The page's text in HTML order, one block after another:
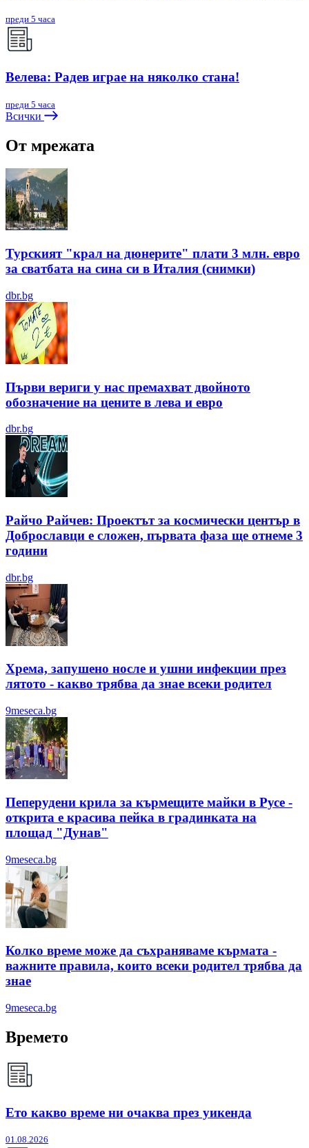
преди 5 часа
Велева: Радев играе на няколко стана!
преди 5 часа
Всички
От мрежата
Турският "крал на дюнерите" плати 3 млн. евро
за сватбата на сина си в Италия (снимки)
dbr.bg
Първи вериги у нас премахват двойното
обозначение на цените в лева и евро
dbr.bg
Райчо Райчев: Проектът за космически център в
Доброславци е сложен, първата фаза ще отнеме 3
години
dbr.bg
Хрема, запушено носле и ушни инфекции през
лятотo - какво трябва да знае всеки родител
9meseca.bg
Пеперудени крила за кърмещите майки в Русе -
открита е красива пейка в градинката на
площад "Дунав"
9meseca.bg
Колко време може да съхраняваме кърмата -
важните правила, които всеки родител трябва да
знае
9meseca.bg
Времето
Ето какво време ни очаква през уикенда
01.08.2026